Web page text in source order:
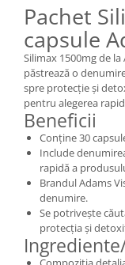
Pachet
capsule
Silimax 1500mg de
păstrează o
spre protecție și
pentru alegerea
Beneficii
Conține 30
Include
rapidă a
Brandul Adams
denumire.
Se potrivește
protecția și